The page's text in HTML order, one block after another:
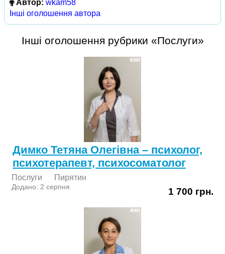
Автор: wkam58
Інші оголошення автора
Інші оголошення рубрики «Послуги»
Димко Тетяна Олегівна – психолог,
психотерапевт, психосоматолог
Послуги Пирятин
Додано: 2 серпня 1 700 грн.